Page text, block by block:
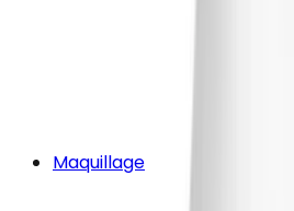
Maquillage